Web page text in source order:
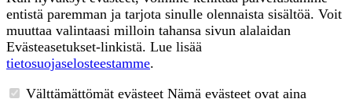
entistä paremman ja tarjota sinulle olennaista sisältöä. Voit
muuttaa valintaasi milloin tahansa sivun alalaidan
Evästeasetukset-linkistä. Lue lisää
tietosuojaselosteestamme.
Välttämättömät evästeet Nämä evästeet ovat aina